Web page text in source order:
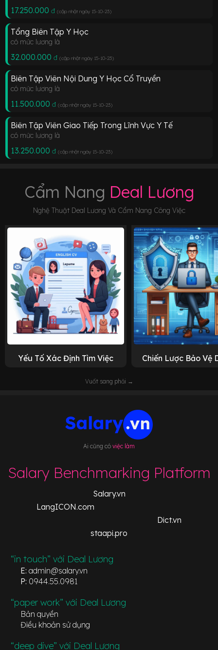
17.250.000 đ (cập nhật ngày 15-10-23)
Tổng Biên Tập Y Học
có mức lương là
32.000.000 đ (cập nhật ngày 15-10-23)
Biên Tập Viên Nội Dung Y Học Cổ Truyền
có mức lương là
11.500.000 đ (cập nhật ngày 15-10-23)
Biên Tập Viên Giao Tiếp Trong Lĩnh Vực Y Tế
có mức lương là
13.250.000 đ (cập nhật ngày 15-10-23)
Cẩm Nang Deal Lương
Nghệ Thuật Deal Lương Và Cẩm Nang Công Việc
Yếu Tố Xác Định Tìm Việc Chiến Lược Bảo Vệ
Vuốt sang phải →
Ai cũng có việc làm
Salary Benchmarking Platform
Salary.vn
LangICON.com
Dict.vn
staapi.pro
“in touch” với Deal Lương
E: admin@salary.vn
P: 0944.55.0981
“paper work” với Deal Lương
Bản quyền
Điều khoản sử dụng
“deep dive” với Deal Lương